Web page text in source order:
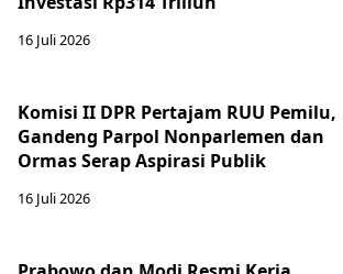
16 Juli 2026
Komisi II DPR Pertajam RUU Pemilu,
Gandeng Parpol Nonparlemen dan
Ormas Serap Aspirasi Publik
16 Juli 2026